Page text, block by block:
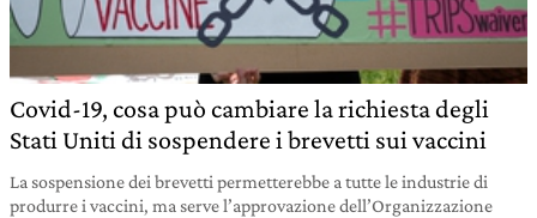
Covid-19, cosa può cambiare la richiesta degli
Stati Uniti di sospendere i brevetti sui vaccini
La sospensione dei brevetti permetterebbe a tutte le industrie di
produrre i vaccini, ma serve l’approvazione dell’Organizzazione